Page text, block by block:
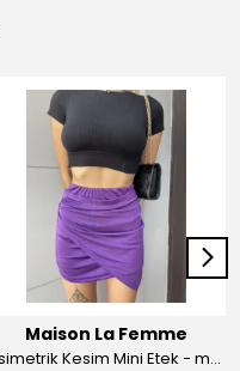
Maison La Femme
Asimetrik Kesim Mini Etek - mor